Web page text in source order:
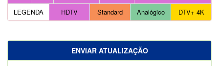
LEGENDA HDTV Standard Analógico DTV+ 4K
ENVIAR ATUALIZAÇÃO